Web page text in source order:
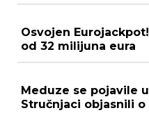
Osvojen
od 32 milijuna eura
Meduze se pojavile
Stručnjaci objasnili